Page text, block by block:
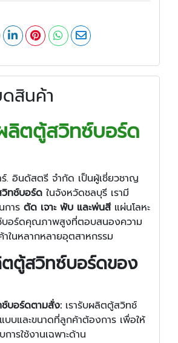
ดสินค้า
ลิตตู้สวิทซ์บอร์ด
ร์. อินดัสตรี จำกัด เป็นผู้เชี่ยวชาญ
ทช์บอร์ด ในจังหวัดชลบุรี เรามี
การ ตัด เจาะ พับ และพ่นสีแผ่นโลหะ
บอร์ดคุณภาพสูงที่ตอบสนองความ
ในหลากหลายอุตสาหกรรม
ตู้สวิทซ์บอร์ดของ
บอร์ดตามสั่ง: เรารับผลิตตู้สวิทช์
บบและขนาดที่ลูกค้าต้องการ เพื่อให้
การใช้งานเฉพาะด้าน